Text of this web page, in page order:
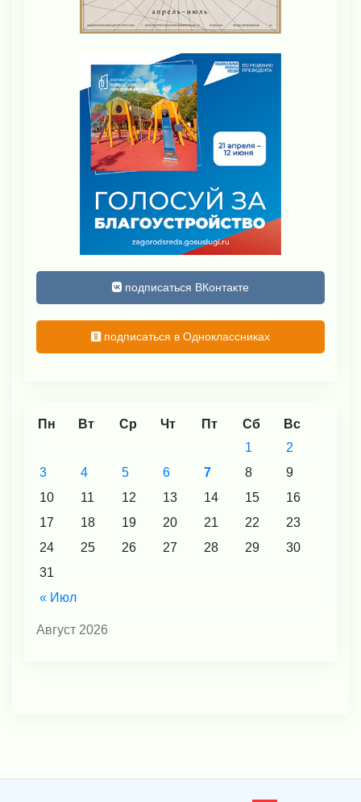
подписаться ВКонтакте
подписаться в Одноклассниках
Август 2026
Пн Вт Ср Чт Пт Сб Вс
« Июл
1
2
3
4 5 6 7 8
9
10
11 12 13 14 15
16
17
18 19 20 21 22
23
24
25 26 27 28 29
30
31